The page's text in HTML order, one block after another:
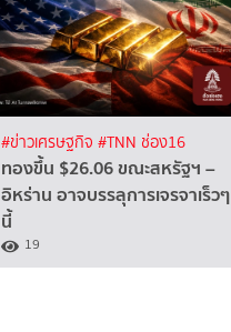
#ข่าวเศรษฐกิจ #TNN ช่อง16
ทองขึ้น $26.06 ขณะสหรัฐฯ –
อิหร่าน อาจบรรลุการเจรจาเร็วๆ
นี้
19